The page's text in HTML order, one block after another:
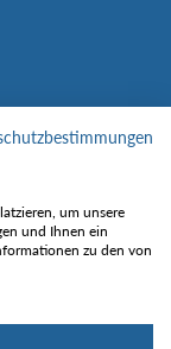
um unsere
und Ihnen ein
zu den von